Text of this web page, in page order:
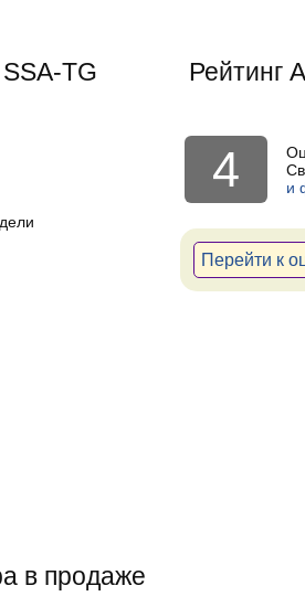
TG
Рейтинг
4
и
Перейти к
в продаже